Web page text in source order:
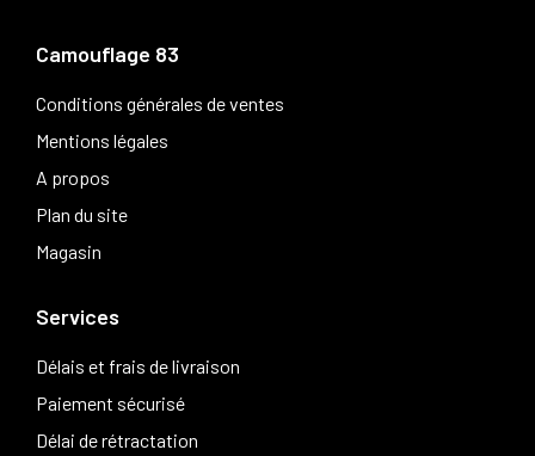
Camouflage 83
Conditions générales de ventes
Mentions légales
A propos
Plan du site
Magasin
Services
Délais et frais de livraison
Paiement sécurisé
Délai de rétractation